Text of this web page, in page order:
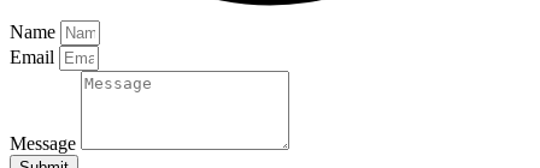
Name
Email
Message